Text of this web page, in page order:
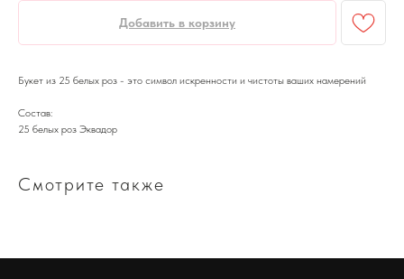
Добавить в корзину
Букет из 25 белых роз - это символ искренности и чистоты ваших намерений
Состав:
25 белых роз Эквадор
Смотрите также